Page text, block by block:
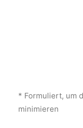
* Formuliert, um
minimieren